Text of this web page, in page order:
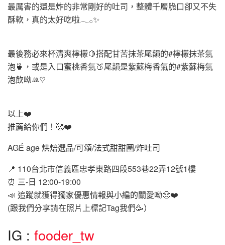
最厲害的還是炸的非常剛好的吐司，整體千層脆口卻又不失
酥軟，真的太好吃啦𓂃𓂂✨
最後務必來杯清爽檸檬🍋搭配甘苦抹茶尾韻的#檸檬抹茶氣
泡🍵，或是入口蜜桃香氣🍑尾韻是紫蘇梅香氣的#紫蘇梅氣
泡飲呦‪ꔛ‬♡‪
以上❤️
推薦給你們！🥰❤️
AGÉ age 烘焙選品/可頌/法式甜甜圈/炸吐司
📍 110台北市信義區忠孝東路四段553巷22弄12號1樓
⏰ 三-日 12:00-19:00
📣 追蹤就獲得獨家優惠情報與小編的關愛呦🥺❤️
(跟我們分享請在照片上標記Tag我們🥳）
IG : fooder_tw